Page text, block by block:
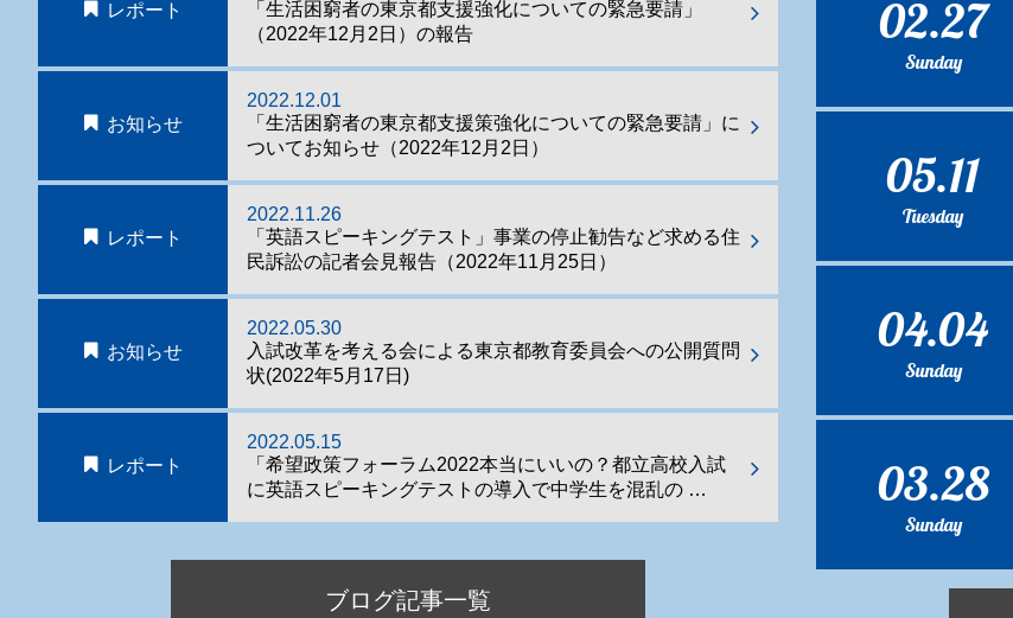
レポート
「生活困窮者の東京都支援強化についての緊急要請」
（2022年12月2日）の報告
お知らせ
2022.12.01
「生活困窮者の東京都支援策強化についての緊急要請」に
ついてお知らせ（2022年12月2日）
レポート
2022.11.26
「英語スピーキングテスト」事業の停止勧告など求める住
民訴訟の記者会見報告（2022年11月25日）
お知らせ
2022.05.30
入試改革を考える会による東京都教育委員会への公開質問
状(2022年5月17日)
レポート
2022.05.15
「希望政策フォーラム2022本当にいいの？都立高校入試
に英語スピーキングテストの導入で中学生を混乱の …
ブログ記事一覧
02.27
Sunday
05.11
Tuesday
04.04
Sunday
03.28
Sunday